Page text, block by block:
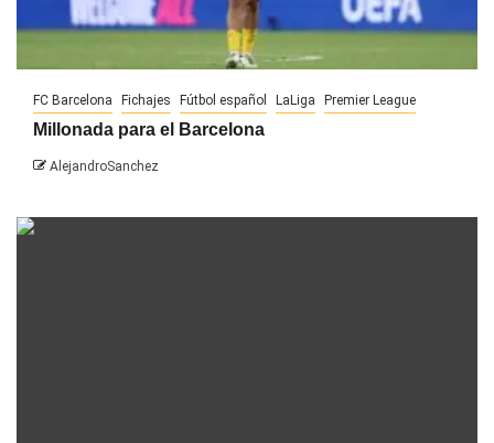
FC Barcelona Fichajes Fútbol español LaLiga Premier League
Millonada para el Barcelona
AlejandroSanchez